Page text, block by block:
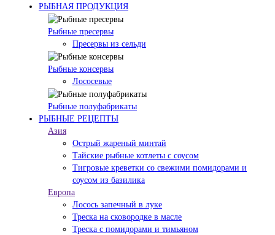
РЫБНАЯ ПРОДУКЦИЯ
Рыбные пресервы
Пресервы из сельди
Рыбные консервы
Лососевые
Рыбные полуфабрикаты
РЫБНЫЕ РЕЦЕПТЫ
Азия
Острый жареный минтай
Тайские рыбные котлеты с соусом
Тигровые креветки со свежими помидорами и
соусом из базилика
Европа
Лосось запечный в луке
Треска на сковородке в масле
Треска с помидорами и тимьяном